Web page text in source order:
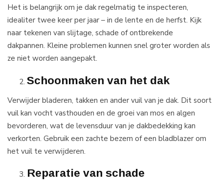
Het is belangrijk om je dak regelmatig te inspecteren,
idealiter twee keer per jaar – in de lente en de herfst. Kijk
naar tekenen van slijtage, schade of ontbrekende
dakpannen. Kleine problemen kunnen snel groter worden als
ze niet worden aangepakt.
Schoonmaken van het dak
Verwijder bladeren, takken en ander vuil van je dak. Dit soort
vuil kan vocht vasthouden en de groei van mos en algen
bevorderen, wat de levensduur van je dakbedekking kan
verkorten. Gebruik een zachte bezem of een bladblazer om
het vuil te verwijderen.
Reparatie van schade